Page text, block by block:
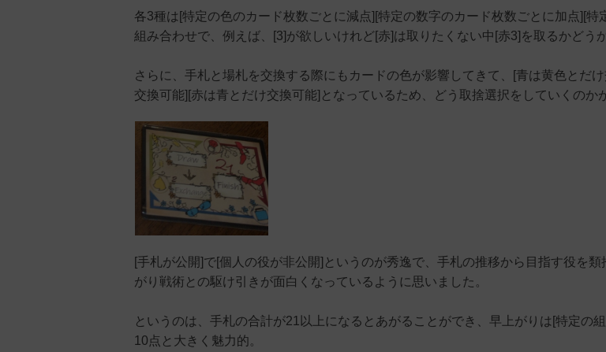
各3種は[特定の色のカード枚数ごとに減点][特定の数字のカード枚数ごとに加点][特
組み合わせで、例えば、[3]が欲しいけれど[赤]は取りたくない中[赤3]を取るかどう
さらに、手札と場札を交換する際にもカードの色が影響してきて、[青は黄色とだ
交換可能][赤は青とだけ交換可能]となっているため、どう取捨選択をしていくのか
[手札が公開]で[個人の役が非公開]というのが秀逸で、手札の推移から目指す役を
がり戦術との駆け引きが面白くなっているように思いました。
というのは、手札の合計が21以上になるとあがることができ、早上がりは[特定の
10点と大きく魅力的。